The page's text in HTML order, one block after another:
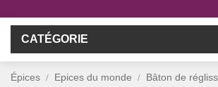
CATÉGORIE
Épices Epices du monde Bâton de